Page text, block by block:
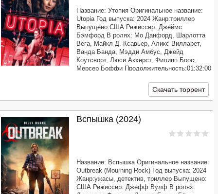
Название: Утопия Оригинальное название:
Utopia Год выпуска: 2024 Жанр:триллер
Выпущено:США Режиссер: Джеймс
Бэмфорд В ролях: Мо Данфорд, Шарлотта
Вега, Майкл Д. Ксавьер, Аликс Вилларет,
Ванда Банда, Мэдди Амбус, Джейд
Коутсворт, Люси Акхерст, Филипп Боос,
Мерсер Боффи Продолжительность:01:32:00
[AlphaProject] Качество: WEB-DLRip Размер:
Скачать торрент
Вспышка (2024)
Название: Вспышка Оригинальное название:
Outbreak (Mourning Rock) Год выпуска: 2024
Жанр:ужасы, детектив, триллер Выпущено:
США Режиссер: Джефф Вулф В ролях: